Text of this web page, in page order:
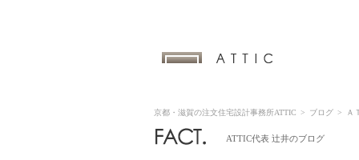
京都・滋賀の注文住宅設計事務所ATTIC > ブログ > Ａ
ATTIC代表 辻井のブログ